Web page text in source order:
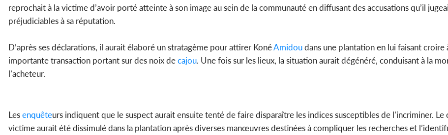
reprochait à la victime d’avoir porté atteinte à son image au sein de la communauté en diffusant des accusations qu’il
préjudiciables à sa réputation.
D’après ses déclarations, il aurait élaboré un stratagème pour attirer KonéAmidoudans une plantation en lui faisant croire
importante transaction portant sur des noix decajou. Une fois sur les lieux, la situation aurait dégénéré, conduisant à la
l’acheteur.
Lesenquêteurs indiquent que le suspect aurait ensuite tenté de faire disparaître les indices susceptibles de l’incriminer. Le
victime aurait été dissimulé dans la plantation après diverses manœuvres destinées à compliquer les recherches et